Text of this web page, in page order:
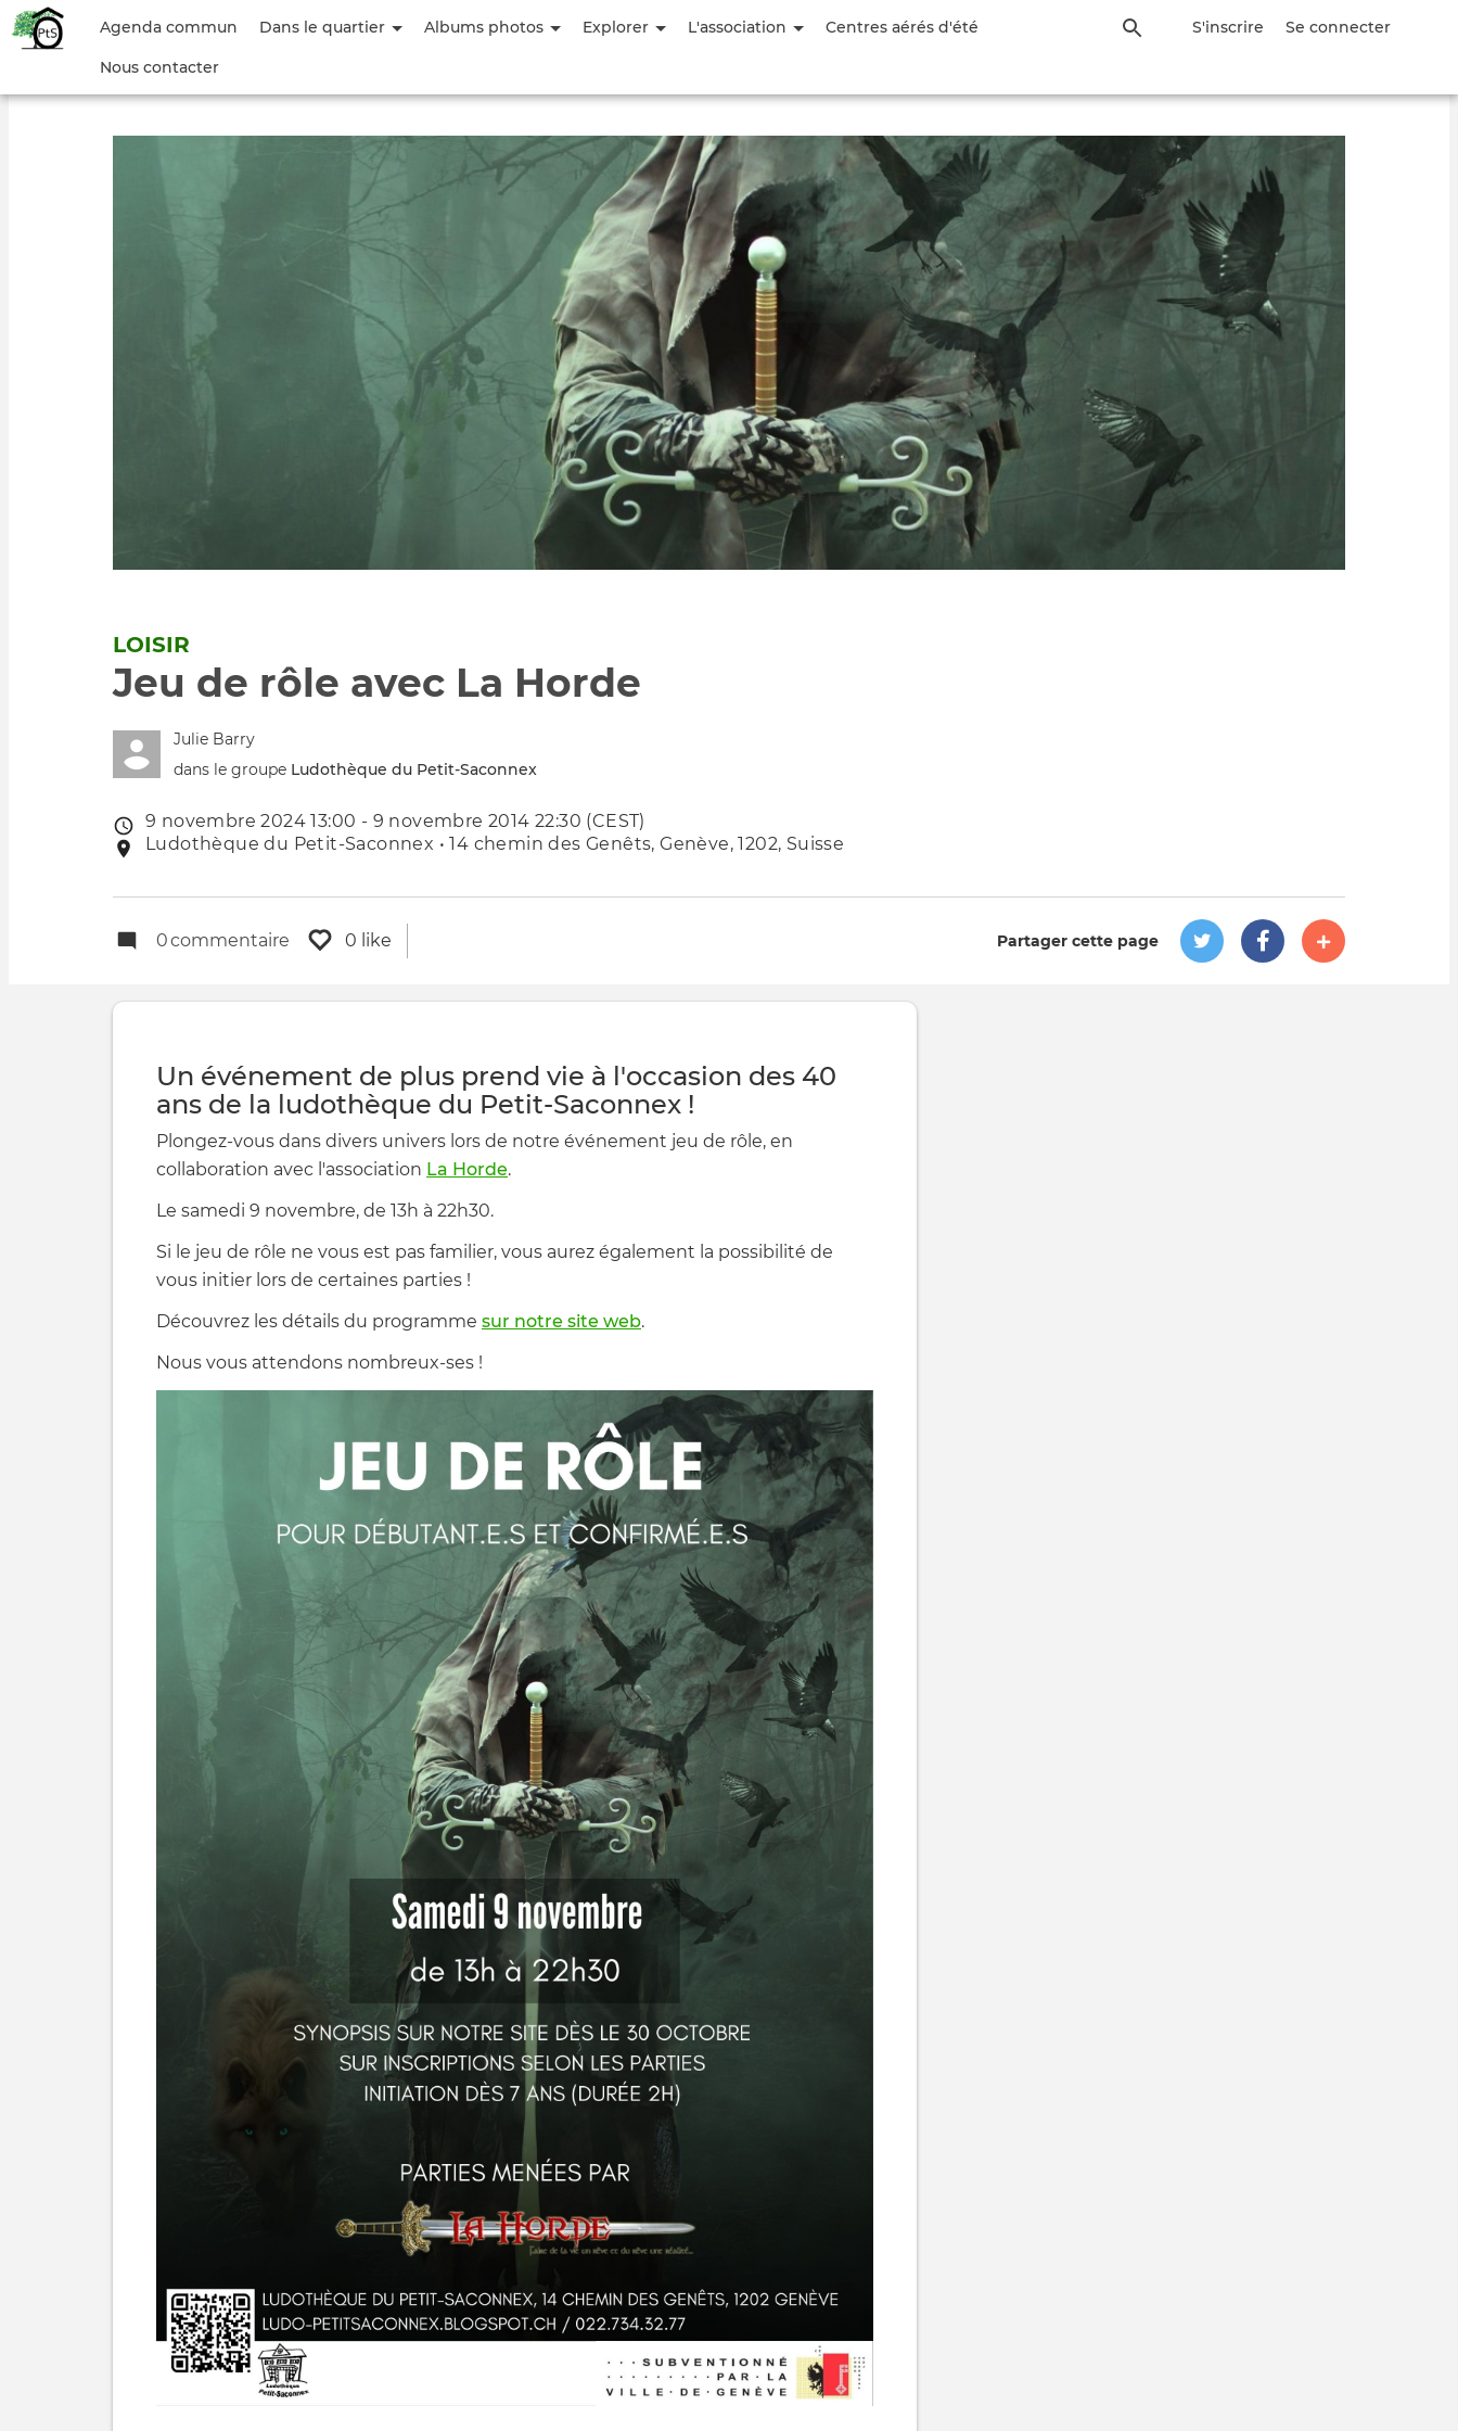
Aller
principal
Menu
compte
S'inscrire Se connecter
Agenda commun Dans le quartier Albums photos Explorer L'association Centres aérés d'été
Nous contacter
LOISIR
Jeu de rôle avec La Horde
Julie Barry
dans le groupe Ludothèque du Petit-Saconnex
Date
de
9 novembre 2024 13:00 - 9 novembre 2014 22:30 (CEST)
Lieu
Ludothèque du Petit-Saconnex • 14 chemin des Genêts, Genève, 1202, Suisse
0commentaire 0 like Partager cette page
Un événement de plus prend vie à l'occasion des 40
ans de la ludothèque du Petit-Saconnex !
Plongez-vous dans divers univers lors de notre événement jeu de rôle, en
collaboration avec l'association La Horde.
Le samedi 9 novembre, de 13h à 22h30.
Si le jeu de rôle ne vous est pas familier, vous aurez également la possibilité de
vous initier lors de certaines parties !
Découvrez les détails du programme sur notre site web.
Nous vous attendons nombreux-ses !